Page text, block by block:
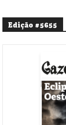
Edição #5655